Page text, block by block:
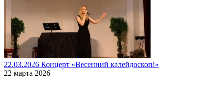
22.03.2026 Концерт «Весенний калейдоскоп!»
22 марта 2026